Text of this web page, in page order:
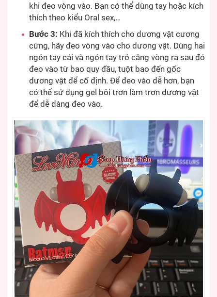
khi đeo vòng vào. Bạn có thể dùng tay hoặc kích
thích theo kiểu Oral sex,…
Bước 3: Khi đã kích thích cho dương vật cương
cứng, hãy đeo vòng vào cho dương vật. Dùng hai
ngón tay cái và ngón tay trỏ căng vòng ra sau đó
đeo vào từ bao quy đầu, tuột bao đến gốc
dương vật để cố định. Để đeo vào dễ hơn, bạn
có thể sử dụng gel bôi trơn làm trơn dương vật
để dễ dàng đeo vào.